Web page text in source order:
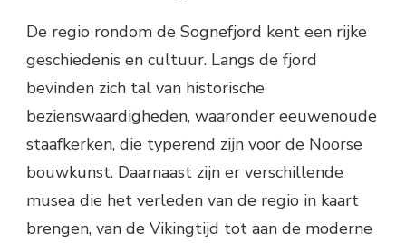
De regio rondom de Sognefjord kent een rijke
geschiedenis en cultuur. Langs de fjord
bevinden zich tal van historische
bezienswaardigheden, waaronder eeuwenoude
staafkerken, die typerend zijn voor de Noorse
bouwkunst. Daarnaast zijn er verschillende
musea die het verleden van de regio in kaart
brengen, van de Vikingtijd tot aan de moderne